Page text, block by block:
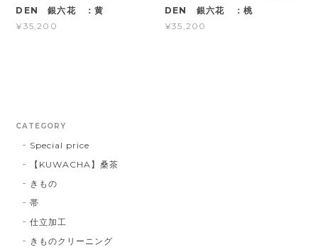
DEN 銀六花 ：黄
¥35,200
DEN 銀六花 ：桃
¥35,200
CATEGORY
Special price
【KUWACHA】桑茶
きもの
帯
仕立加工
きものクリーニング